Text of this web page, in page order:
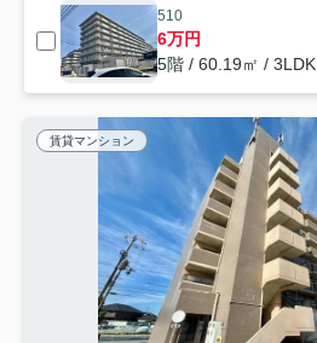
510
6万円
5階 / 60.19㎡ / 3LDK
賃貸マンション